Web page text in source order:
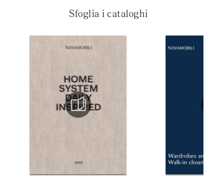
Sfoglia i cataloghi